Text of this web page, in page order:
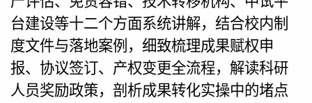
台建设等十二个方面系统讲解，结合校内制
度文件与落地案例，细致梳理成果赋权申
报、协议签订、产权变更全流程，解读科研
人员奖励政策，剖析成果转化实操中的堵点